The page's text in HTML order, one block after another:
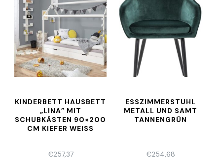
KINDERBETT HAUSBETT
„LINA” MIT
SCHUBKÄSTEN 90×200
CM KIEFER WEISS
€257,37
ESSZIMMERSTUHL
METALL UND SAMT
TANNENGRÜN
€254,68